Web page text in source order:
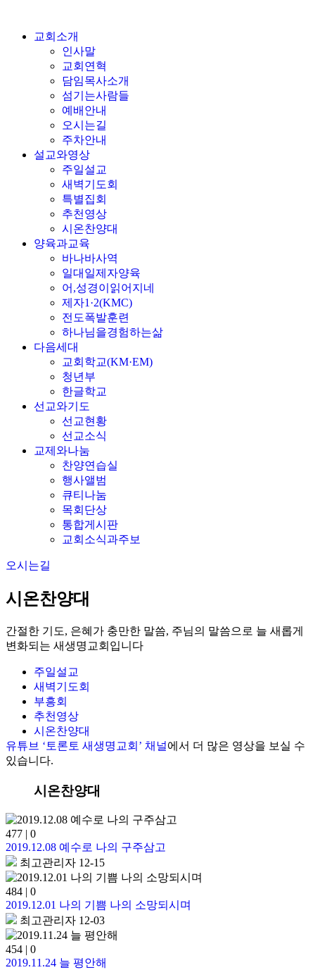
교회소개
인사말
교회연혁
담임목사소개
섬기는사람들
예배안내
오시는길
주차안내
설교와영상
주일설교
새벽기도회
특별집회
추천영상
시온찬양대
양육과교육
바나바사역
일대일제자양육
어,성경이읽어지네
제자1·2(KMC)
전도폭발훈련
하나님을경험하는삶
다음세대
교회학교(KM·EM)
청년부
한글학교
선교와기도
선교현황
선교소식
교제와나눔
찬양연습실
행사앨범
큐티나눔
목회단상
통합게시판
교회소식과주보
오시는길
시온찬양대
간절한 기도, 은혜가 충만한 말씀, 주님의 말씀으로 늘 새롭게
변화되는 새생명교회입니다
주일설교
새벽기도회
부흥회
추천영상
시온찬양대
유튜브 ‘토론토 새생명교회’ 채널에서 더 많은 영상을 보실 수
있습니다.
시온찬양대
477 | 0
2019.12.08 예수로 나의 구주삼고
최고관리자 12-15
484 | 0
2019.12.01 나의 기쁨 나의 소망되시며
최고관리자 12-03
454 | 0
2019.11.24 늘 평안해